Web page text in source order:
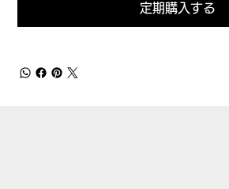
定期購入する